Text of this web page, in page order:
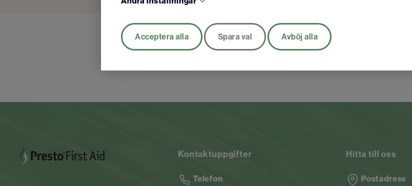
Acceptera alla Spara val Avböj alla
Kontaktuppgifter
Telefon
Hitta till oss
Postadress